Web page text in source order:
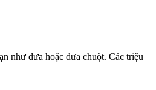
như dưa hoặc dưa chuột. Các triệu